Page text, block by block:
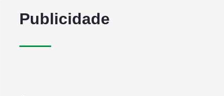
Publicidade